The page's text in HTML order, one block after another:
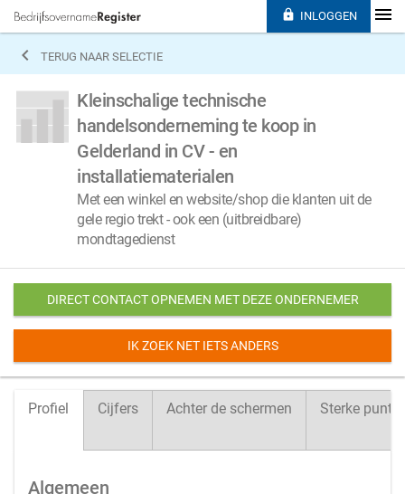
 TERUG NAAR SELECTIE
Kleinschalige technische
handelsonderneming te koop in
Gelderland in CV - en
installatiematerialen
Met een winkel en website/shop die klanten uit de
gele regio trekt - ook een (uitbreidbare)
mondtagedienst
DIRECT CONTACT OPNEMEN MET DEZE ONDERNEMER
IK ZOEK NET IETS ANDERS
Profiel Cijfers Achter de schermen Sterke
Algemeen
 INLOGGEN